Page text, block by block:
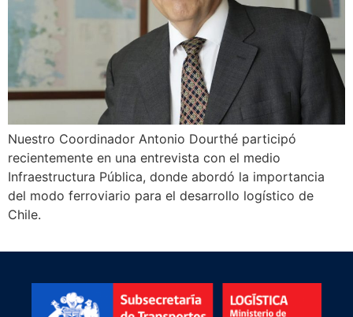
Nuestro Coordinador Antonio Dourthé participó
recientemente en una entrevista con el medio
Infraestructura Pública, donde abordó la importancia
del modo ferroviario para el desarrollo logístico de
Chile.